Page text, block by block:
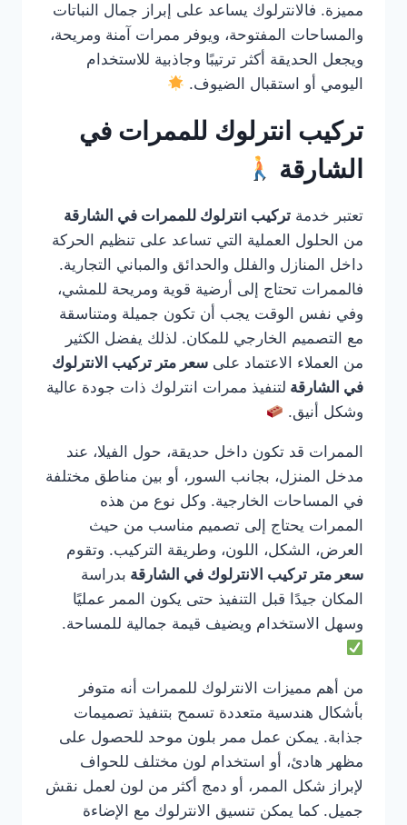
مميزة. فالانترلوك يساعد على إبراز جمال النباتات
والمساحات المفتوحة، ويوفر ممرات آمنة ومريحة،
ويجعل الحديقة أكثر ترتيبًا وجاذبية للاستخدام
اليومي أو استقبال الضيوف.
تركيب انترلوك للممرات في
الشارقة
تعتبر خدمة تركيب انترلوك للممرات في الشارقة
من الحلول العملية التي تساعد على تنظيم الحركة
داخل المنازل والفلل والحدائق والمباني التجارية.
فالممرات تحتاج إلى أرضية قوية ومريحة للمشي،
وفي نفس الوقت يجب أن تكون جميلة ومتناسقة
مع التصميم الخارجي للمكان. لذلك يفضل الكثير
من العملاء الاعتماد على سعر متر تركيب الانترلوك
في الشارقة لتنفيذ ممرات انترلوك ذات جودة عالية
وشكل أنيق.
الممرات قد تكون داخل حديقة، حول الفيلا، عند
مدخل المنزل، بجانب السور، أو بين مناطق مختلفة
في المساحات الخارجية. وكل نوع من هذه
الممرات يحتاج إلى تصميم مناسب من حيث
العرض، الشكل، اللون، وطريقة التركيب. وتقوم
سعر متر تركيب الانترلوك في الشارقة بدراسة
المكان جيدًا قبل التنفيذ حتى يكون الممر عمليًا
وسهل الاستخدام ويضيف قيمة جمالية للمساحة.
من أهم مميزات الانترلوك للممرات أنه متوفر
بأشكال هندسية متعددة تسمح بتنفيذ تصميمات
جذابة. يمكن عمل ممر بلون موحد للحصول على
مظهر هادئ، أو استخدام لون مختلف للحواف
لإبراز شكل الممر، أو دمج أكثر من لون لعمل نقش
جميل. كما يمكن تنسيق الانترلوك مع الإضاءة